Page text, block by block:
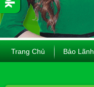
Trang Chủ Bảo Lãnh